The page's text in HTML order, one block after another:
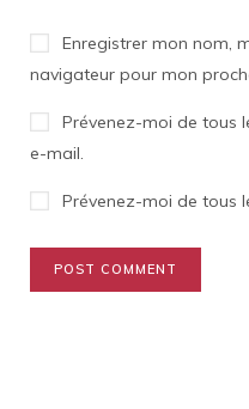
Enregistrer mon nom,
navigateur pour mon
Prévenez-moi de tous
e-mail.
Prévenez-moi de tous